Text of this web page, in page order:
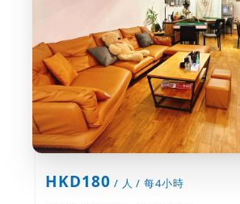
HKD180 / 人 / 每4小時